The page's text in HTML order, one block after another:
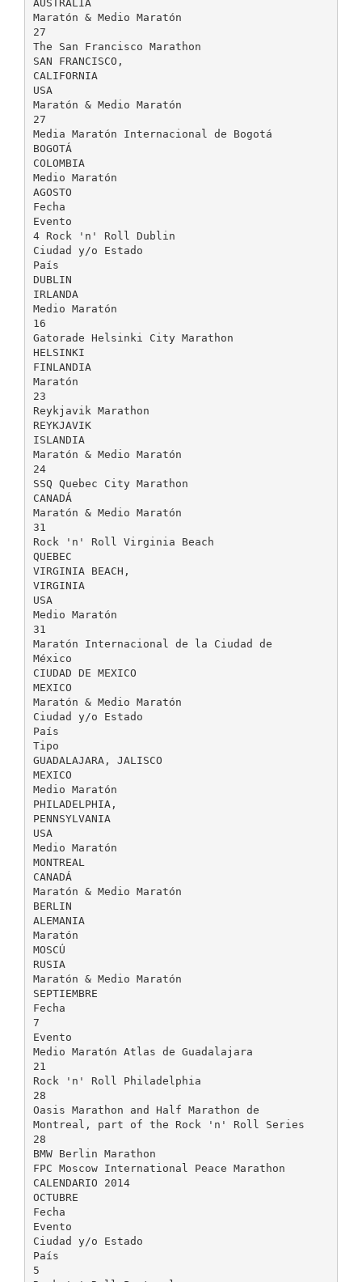
AUSTRALIA
Maratón & Medio Maratón
27
The San Francisco Marathon
SAN FRANCISCO,
CALIFORNIA
USA
Maratón & Medio Maratón
27
Media Maratón Internacional de Bogotá
BOGOTÁ
COLOMBIA
Medio Maratón
AGOSTO
Fecha
Evento
4 Rock 'n' Roll Dublin
Ciudad y/o Estado
País
DUBLIN
IRLANDA
Medio Maratón
16
Gatorade Helsinki City Marathon
HELSINKI
FINLANDIA
Maratón
23
Reykjavik Marathon
REYKJAVIK
ISLANDIA
Maratón & Medio Maratón
24
SSQ Quebec City Marathon
CANADÁ
Maratón & Medio Maratón
31
Rock 'n' Roll Virginia Beach
QUEBEC
VIRGINIA BEACH,
VIRGINIA
USA
Medio Maratón
31
Maratón Internacional de la Ciudad de
México
CIUDAD DE MEXICO
MEXICO
Maratón & Medio Maratón
Ciudad y/o Estado
País
Tipo
GUADALAJARA, JALISCO
MEXICO
Medio Maratón
PHILADELPHIA,
PENNSYLVANIA
USA
Medio Maratón
MONTREAL
CANADÁ
Maratón & Medio Maratón
BERLIN
ALEMANIA
Maratón
MOSCÚ
RUSIA
Maratón & Medio Maratón
SEPTIEMBRE
Fecha
7
Evento
Medio Maratón Atlas de Guadalajara
21
Rock 'n' Roll Philadelphia
28
Oasis Marathon and Half Marathon de
Montreal, part of the Rock 'n' Roll Series
28
BMW Berlin Marathon
FPC Moscow International Peace Marathon
CALENDARIO 2014
OCTUBRE
Fecha
Evento
Ciudad y/o Estado
País
5